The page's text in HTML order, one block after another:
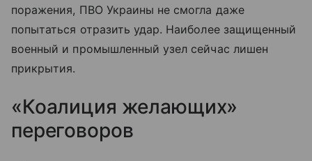
поражения, ПВО Украины не смогла даже
попытаться отразить удар. Наиболее защищенный
военный и промышленный узел сейчас лишен
прикрытия.
«Коалиция желающих»
переговоров